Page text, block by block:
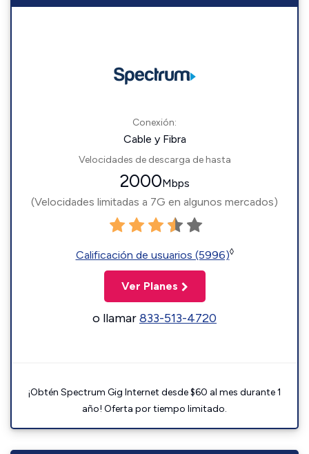
Conexión:
Cable y Fibra
Velocidades de descarga de hasta
2000Mbps
(Velocidades limitadas a 7G en algunos mercados)
Calificación de usuarios (5996)◊
Ver Planes
o llamar833-513-4720
¡Obtén Spectrum Gig Internet desde $60 al mes durante 1
año! Oferta por tiempo limitado.